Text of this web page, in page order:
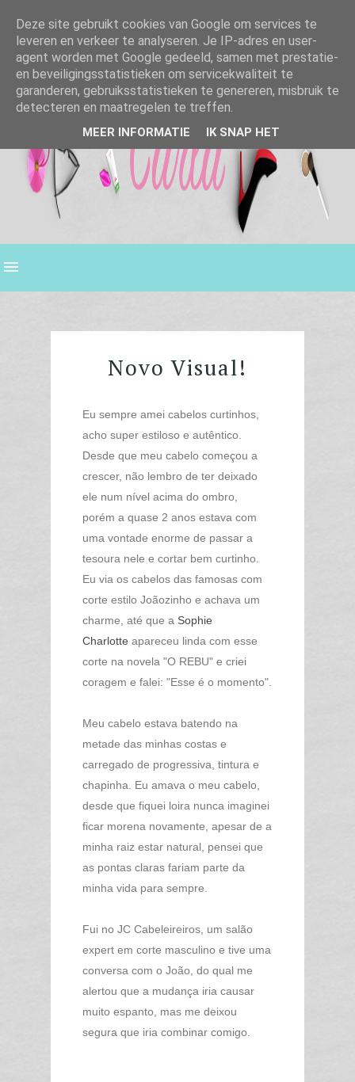
Novo Visual!
Eu sempre amei cabelos curtinhos,
acho super estiloso e autêntico.
Desde que meu cabelo começou a
crescer, não lembro de ter deixado
ele num nível acima do ombro,
porém a quase 2 anos estava com
uma vontade enorme de passar a
tesoura nele e cortar bem curtinho.
Eu via os cabelos das famosas com
corte estilo Joãozinho e achava um
charme, até que a Sophie
Charlotte apareceu linda com esse
corte na novela "O REBU" e criei
coragem e falei: "Esse é o momento".
Meu cabelo estava batendo na
metade das minhas costas e
carregado de progressiva, tintura e
chapinha. Eu amava o meu cabelo,
desde que fiquei loira nunca imaginei
ficar morena novamente, apesar de a
minha raiz estar natural, pensei que
as pontas claras fariam parte da
minha vida para sempre.
Fui no JC Cabeleireiros, um salão
expert em corte masculino e tive uma
conversa com o João, do qual me
alertou que a mudança iria causar
muito espanto, mas me deixou
segura que iria combinar comigo.
Deze site gebruikt cookies van Google om services te
leveren en verkeer te analyseren. Je IP-adres en user-
agent worden met Google gedeeld, samen met prestatie-
en beveiligingsstatistieken om servicekwaliteit te
garanderen, gebruiksstatistieken te genereren, misbruik te
detecteren en maatregelen te treffen.
MEER INFORMATIE IK SNAP HET